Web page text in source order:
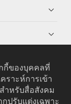
กี้ของบุคคลที่
ราะห์การเข้า
ำหรับสื่อสังคม
ปรับแต่งเฉพาะ